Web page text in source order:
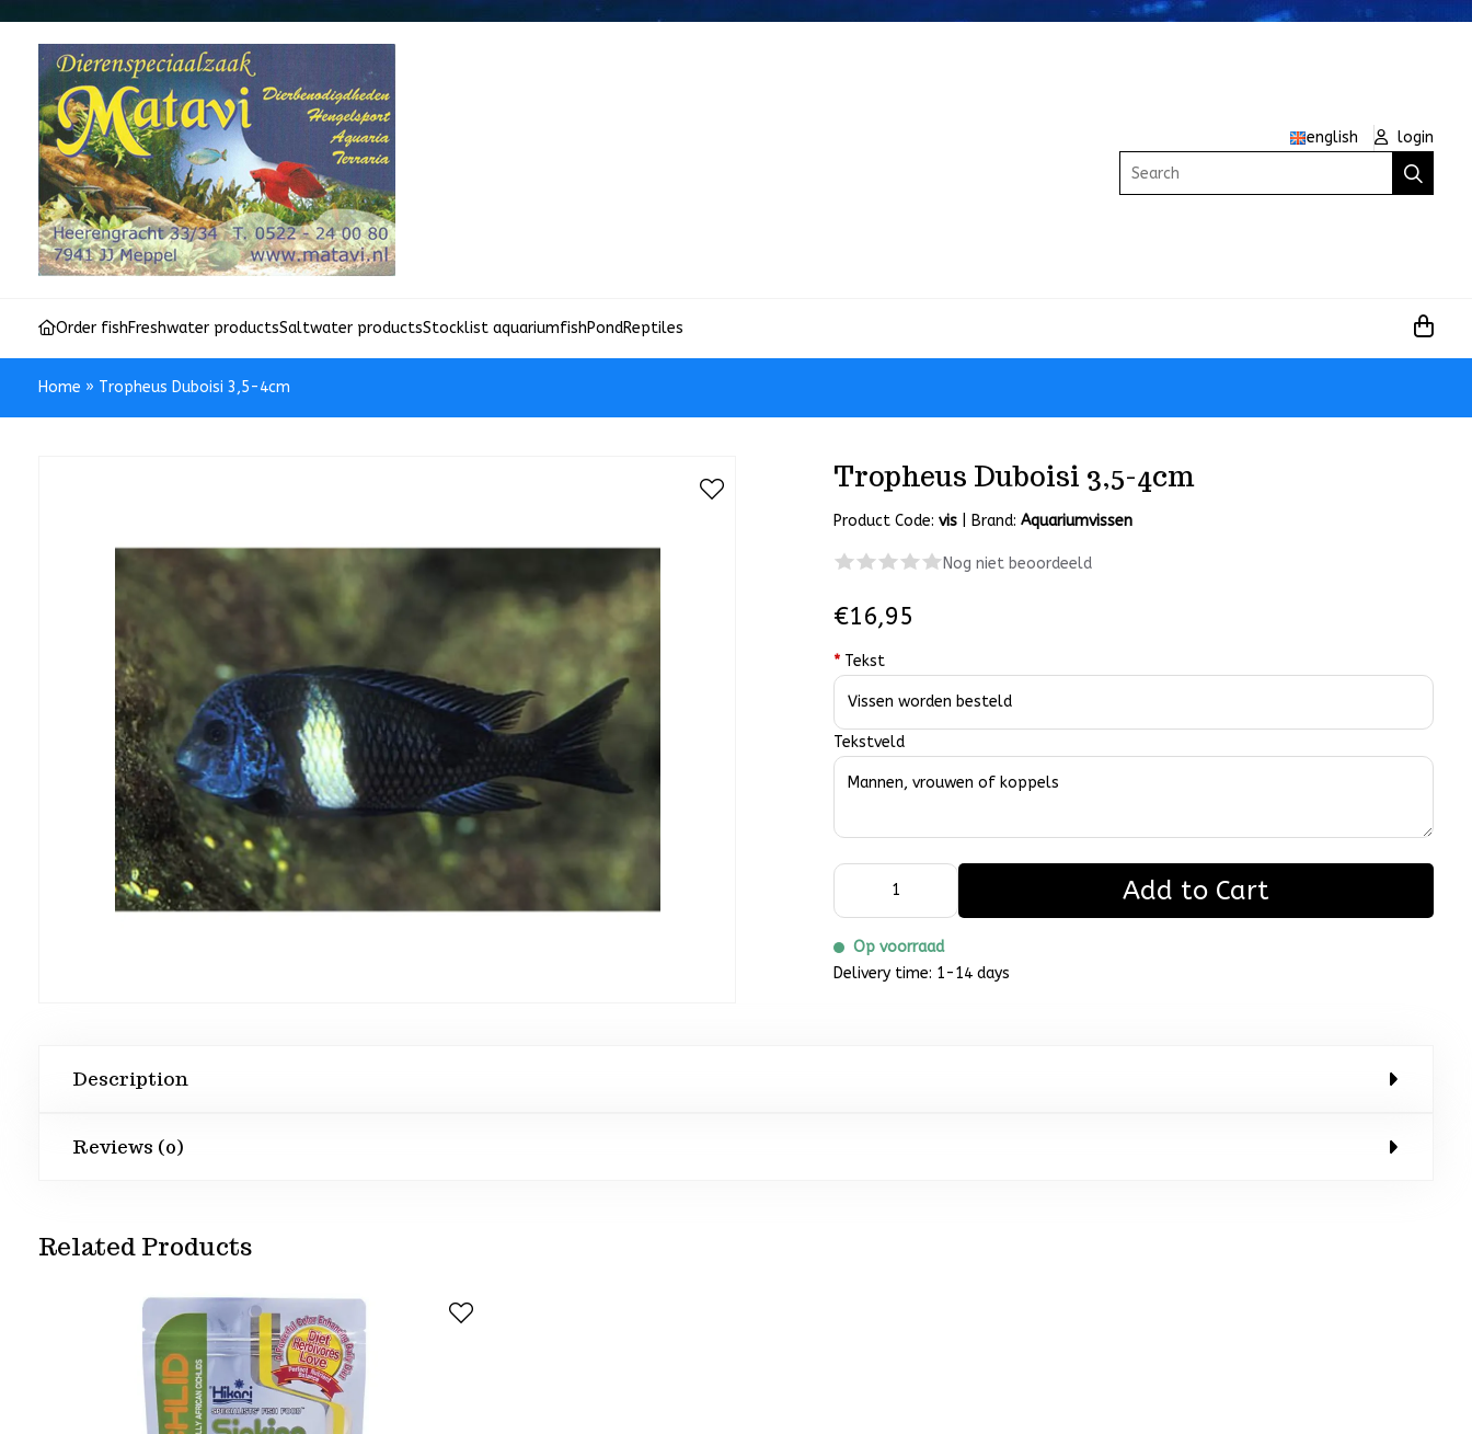
english
login
Search
Order fishFreshwater productsSaltwater productsStocklist aquariumfishPondReptiles
Home » Tropheus Duboisi 3,5-4cm
Tropheus Duboisi 3,5-4cm
Product Code:vis Brand:Aquariumvissen
Nog niet beoordeeld
€16,95
* Tekst
Tekstveld
Add to Cart
Op voorraad
Delivery time: 1-14 days
Description
Reviews (0)
Related Products